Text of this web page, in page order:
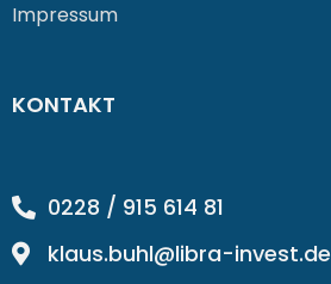
Impressum
KONTAKT
0228 / 915 614 81
klaus.buhl@libra-invest.de